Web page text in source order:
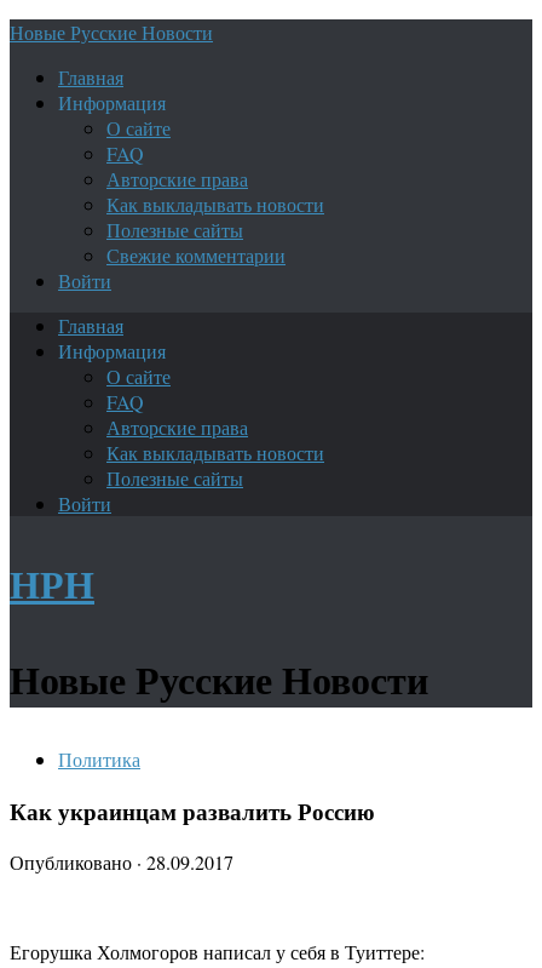
Новые Русские Новости
Главная
Информация
О сайте
FAQ
Авторские права
Как выкладывать новости
Полезные сайты
Свежие комментарии
Войти
Главная
Информация
О сайте
FAQ
Авторские права
Как выкладывать новости
Полезные сайты
Войти
НРН
Новые Русские Новости
Политика
Как украинцам развалить Россию
Опубликовано · 28.09.2017
Егорушка Холмогоров написал у себя в Туиттере: